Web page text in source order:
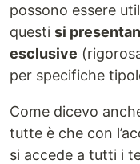
possono essere
questi si
esclusive
per specifiche
Come dicevo
tutte è che con
si accede a tutti i